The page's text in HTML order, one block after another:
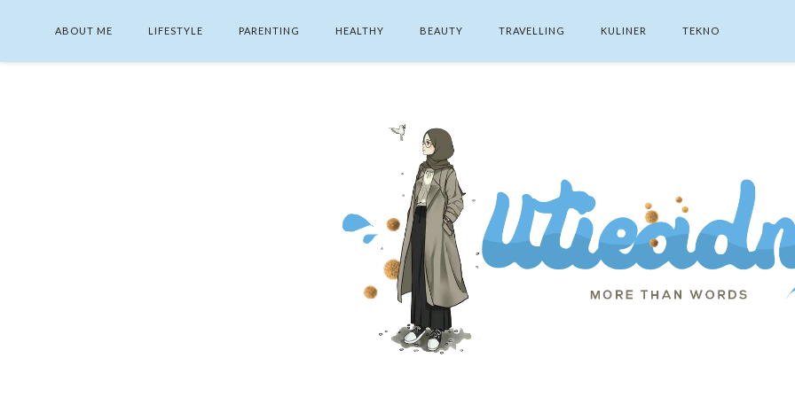
ABOUT ME LIFESTYLE PARENTING HEALTHY BEAUTY TRAVELLING KULINER TEKNO
SEARCH THIS BLOG